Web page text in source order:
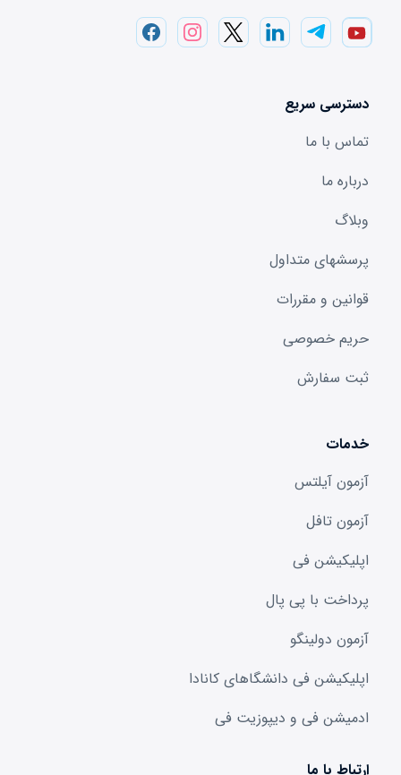
دسترسی سریع
تماس با ما
درباره ما
وبلاگ
پرسشهای متداول
قوانین و مقررات
حریم خصوصی
ثبت سفارش
خدمات
آزمون آیلتس
آزمون تافل
اپلیکیشن فی
پرداخت با پی پال
آزمون دولینگو
اپلیکیشن فی دانشگا‌های کانادا
ادمیشن فی و دیپوزیت فی
ارتباط با ما